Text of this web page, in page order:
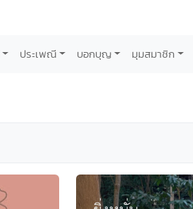
ประเพณี บอกบุญ มุมสมาชิก